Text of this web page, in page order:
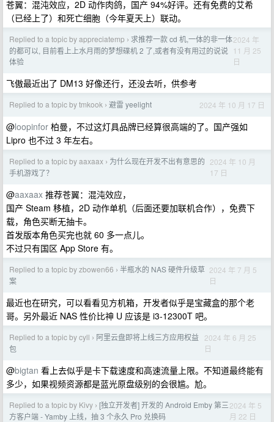
苍翼：混沌效应，2D 动作肉鸽，国产 94%好评。还有免费的艾希
（已经上了）和死亡细胞（今年夏天上）联动。
Replied to a topic by appreciatemp › 求推荐一款 cd 机,一体的非一体
的都可以, 目前看上上水月雨的梦想碟机 2 了,或者有没有用过的说说
体验
2024 年
11 月 25
日
飞傲最近出了 DM13 好像还行，还没去听，供参考
Replied to a topic by tmkook › 避雷 yeelight 2024 年 10 月 17 日
@loopinfor 柏曼，不过这灯具品牌已经算很高端的了。国产强如
Lipro 也不过 3 年左右。
Replied to a topic by aaxaax › 为什么现在开发不出有意思的
手机游戏了？
2024 年 10 月
17 日
@aaxaax 推荐苍翼：混沌效应，
国产 Steam 移植，2D 动作单机（后面还要加联机合作），免费下
载，角色买断无抽卡。
首发版本角色买完也就 60 多一点儿。
不过只有国区 App Store 有。
Replied to a topic by zbowen66 › 半瓶水的 NAS 硬件升级草
案
2024 年 7 月 5
日
最近也在研究，可以看看见方机箱，开发者似乎是宝藏盒的那个老
哥。另外最近 NAS 性价比神 U 应该是 i3-12300T 吧。
Replied to a topic by cyll › 阿里云盘即将上线三方应用权益
包
2024 年 6 月 25
日
@bigtan 看上去似乎是卡下载速度和高速流量上限。不知道最终能有
多少，如果视频资源都是蓝光原盘级别的会很尴。尬。
Replied to a topic by Kivy › [独立开发者] 开发的 Android Emby 第三
方客户端 - Yamby 上线，抽 3 个永久 Pro 兑换码
2024 年 5
月 22 日